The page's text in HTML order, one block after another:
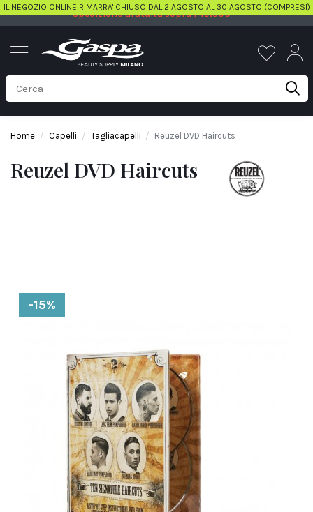
IL NEGOZIO ONLINE RIMARRA' CHIUSO DAL 2 AGOSTO AL 30 AGOSTO (COMPRESI)
Spedizione Gratuita sopra i 49,90€
Home Capelli Tagliacapelli Reuzel DVD Haircuts
Reuzel DVD Haircuts
-15%